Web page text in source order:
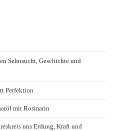
Sehnsucht, Geschichte und
Perfektion
mit Rosmarin
uns Erdung, Kraft und